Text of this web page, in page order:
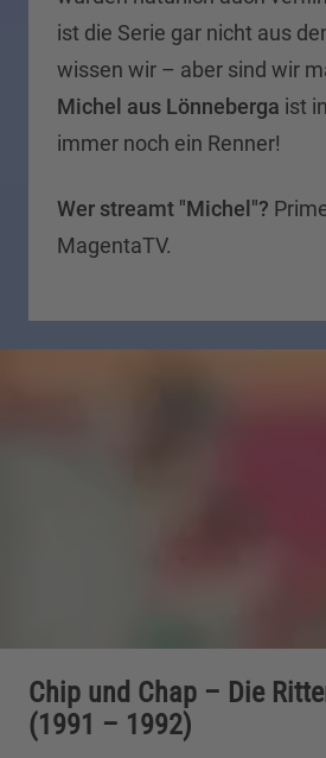
ist die Serie gar nicht aus
wissen wir – aber sind wir
Michel aus Lönneberga ist
immer noch ein Renner!
Wer streamt "Michel"?
MagentaTV.
Chip und Chap – Die
(1991 – 1992)